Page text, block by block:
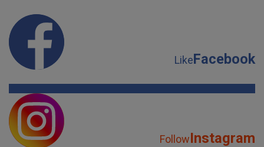
LikeFacebook
FollowInstagram